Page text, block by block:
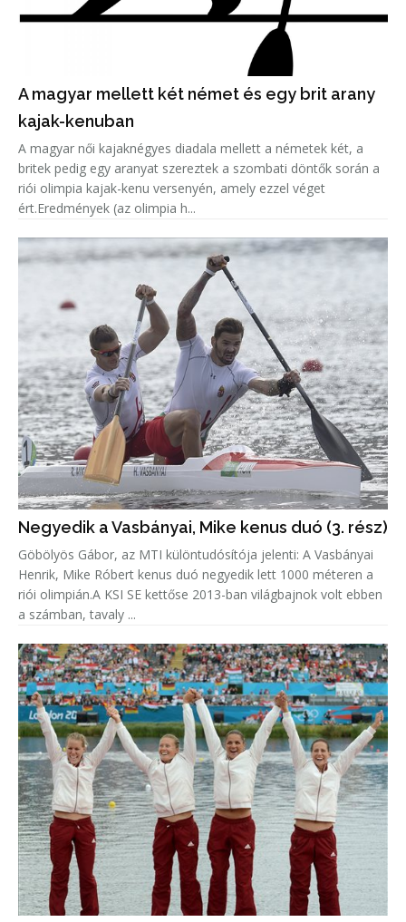
A magyar mellett két német és egy brit arany
kajak-kenuban
A magyar női kajaknégyes diadala mellett a németek két, a
britek pedig egy aranyat szereztek a szombati döntők során a
riói olimpia kajak-kenu versenyén, amely ezzel véget
ért.Eredmények (az olimpia h...
Negyedik a Vasbányai, Mike kenus duó (3. rész)
Göbölyös Gábor, az MTI különtudósítója jelenti: A Vasbányai
Henrik, Mike Róbert kenus duó negyedik lett 1000 méteren a
riói olimpián.A KSI SE kettőse 2013-ban világbajnok volt ebben
a számban, tavaly ...